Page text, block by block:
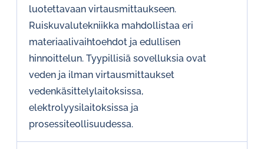
luotettavaan virtausmittaukseen.
Ruiskuvalutekniikka mahdollistaa eri
materiaalivaihtoehdot ja edullisen
hinnoittelun. Tyypillisiä sovelluksia ovat
veden ja ilman virtausmittaukset
vedenkäsittelylaitoksissa,
elektrolyysilaitoksissa ja
prosessiteollisuudessa.